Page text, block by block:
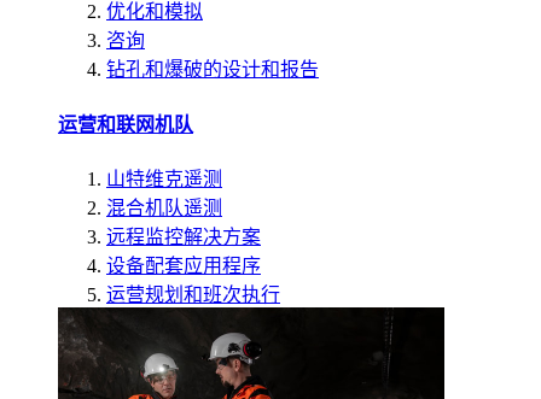
优化和模拟
咨询
钻孔和爆破的设计和报告
运营和联网机队
山特维克遥测
混合机队遥测
远程监控解决方案
设备配套应用程序
运营规划和班次执行